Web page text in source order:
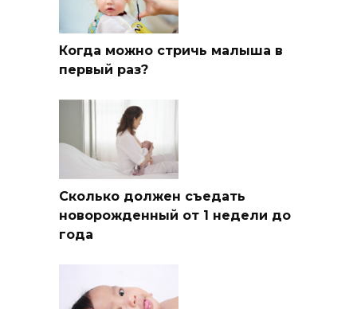
Когда можно стричь малыша в
первый раз?
Сколько должен съедать
новорожденный от 1 недели до
года